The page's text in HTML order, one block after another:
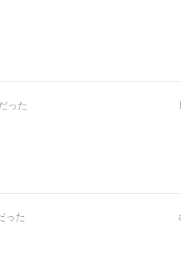
った
った